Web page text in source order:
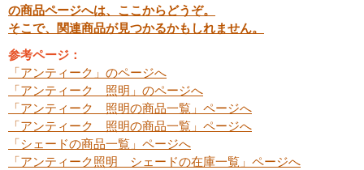
の商品ページへは、ここからどうぞ。
そこで、関連商品が見つかるかもしれません。
参考ページ：
「アンティーク」のページへ
「アンティーク 照明」のページへ
「アンティーク 照明の商品一覧」ページへ
「アンティーク 照明の商品一覧」ページへ
「シェードの商品一覧」ページへ
「アンティーク照明 シェードの在庫一覧」ページへ